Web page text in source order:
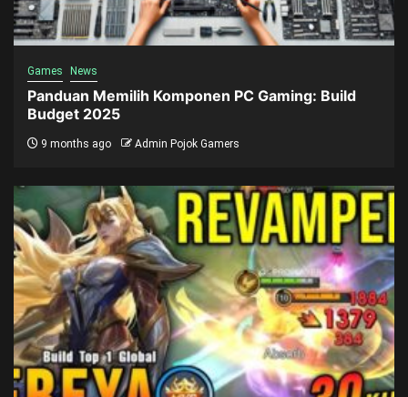
Games News
Panduan Memilih Komponen PC Gaming: Build
Budget 2025
9 months ago Admin Pojok Gamers